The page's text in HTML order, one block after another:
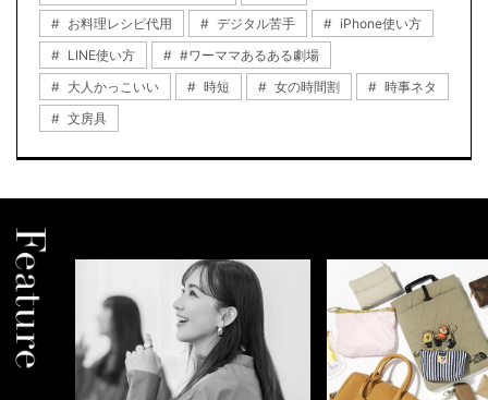
お料理レシピ代用
デジタル苦手
iPhone使い方
LINE使い方
#ワーママあるある劇場
大人かっこいい
時短 女の時間割
時事ネタ
文房具